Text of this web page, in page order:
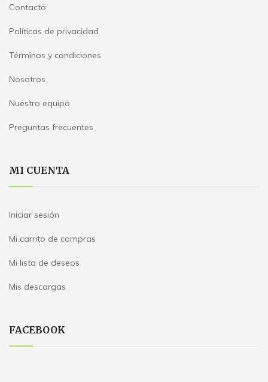
Contacto
Políticas de privacidad
Términos y condiciones
Nosotros
Nuestro equipo
Preguntas frecuentes
MI CUENTA
Iniciar sesión
Mi carrito de compras
Mi lista de deseos
Mis descargas
FACEBOOK